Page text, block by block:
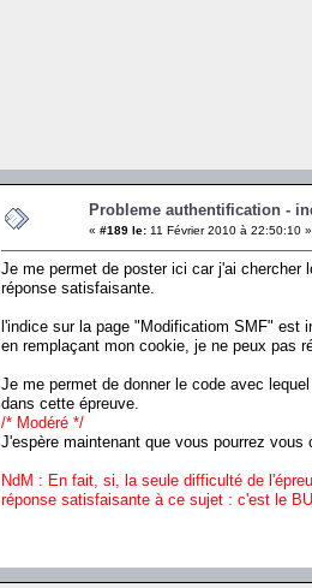
Probleme authentification -
« #189 le: 11 Février 2010 à 22:50:10 »
Je me permet de poster ici car j'ai chercher
réponse satisfaisante.
l'indice sur la page "Modificatiom SMF" est
en remplaçant mon cookie, je ne peux pas
Je me permet de donner le code avec
dans cette épreuve.
/* Modéré */
J'espère maintenant que vous pourrez vous
NdM : En fait, si, la seule difficulté de
réponse satisfaisante à ce sujet : c'est le